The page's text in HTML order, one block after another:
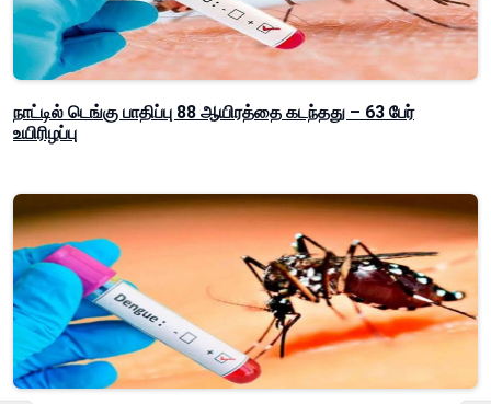
நாட்டில் டெங்கு பாதிப்பு 88 ஆயிரத்தை கடந்தது – 63 பேர்
உயிரிழப்பு